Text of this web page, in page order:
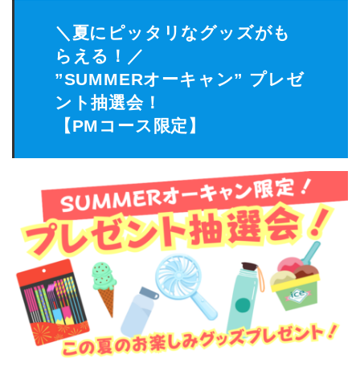
＼夏にピッタリなグッズがも
らえる！／
”SUMMERオーキャン” プレゼ
ント抽選会！
【PMコース限定】